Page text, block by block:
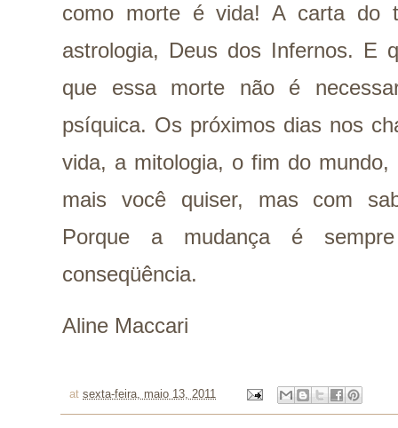
como morte é vida! A carta do
astrologia, Deus dos Infernos. E
que essa morte não é
psíquica. Os próximos dias nos
vida, a mitologia, o fim do
mais você quiser, mas com
Porque a mudança é
conseqüência.
Aline Maccari
at sexta-feira, maio 13, 2011